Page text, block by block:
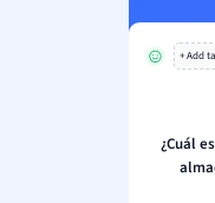
+ Add
¿Cuál